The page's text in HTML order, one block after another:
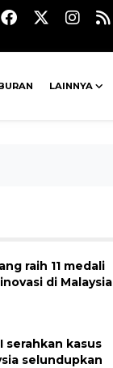
LAINNYA
raih 11 medali
di Malaysia
serahkan kasus
selundupkan